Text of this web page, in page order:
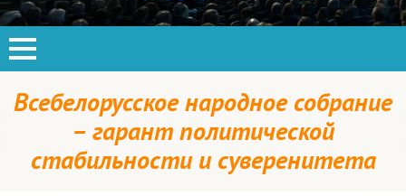
Всебелорусское народное собрание
– гарант политической
стабильности и суверенитета